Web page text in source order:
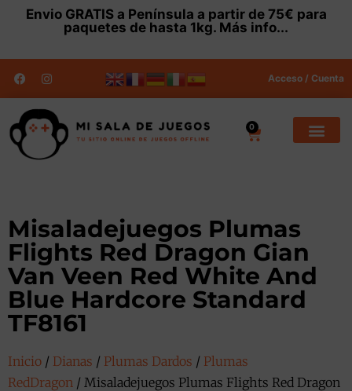
Envio GRATISa Península a partir de 75€ para
paquetes de hasta 1kg. Más info...
Acceso / Cuenta
0
Misaladejuegos Plumas
Flights Red Dragon Gian
Van Veen Red White And
Blue Hardcore Standard
TF8161
Inicio / Dianas / Plumas Dardos / Plumas
RedDragon / Misaladejuegos Plumas Flights Red Dragon